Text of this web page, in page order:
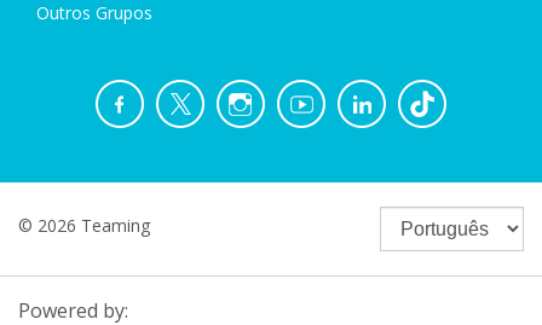
Outros Grupos
© 2026 Teaming
Powered by: